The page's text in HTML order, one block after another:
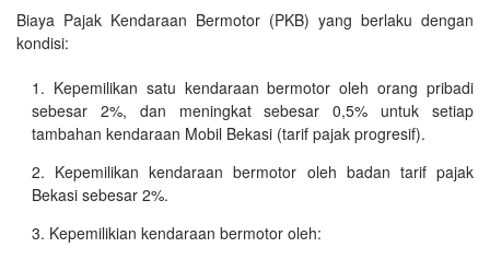
Biaya Pajak Kendaraan Bermotor (PKB) yang berlaku dengan
kondisi:
Kepemilikan satu kendaraan bermotor oleh orang pribadi
sebesar 2%, dan meningkat sebesar 0,5% untuk setiap
tambahan kendaraan Mobil Bekasi (tarif pajak progresif).
Kepemilikan kendaraan bermotor oleh badan tarif pajak
Bekasi sebesar 2%.
Kepemilikian kendaraan bermotor oleh: